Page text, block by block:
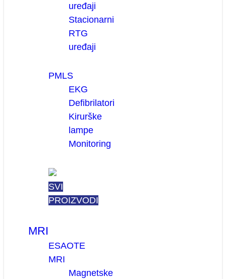
uređaji
Stacionarni
RTG
uređaji
PMLS
EKG
Defibrilatori
Kirurške
lampe
Monitoring
SVI
PROIZVODI
MRI
ESAOTE
MRI
Magnetske